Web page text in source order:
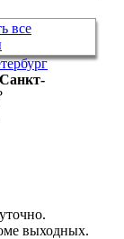
все
Санкт-
выходных.